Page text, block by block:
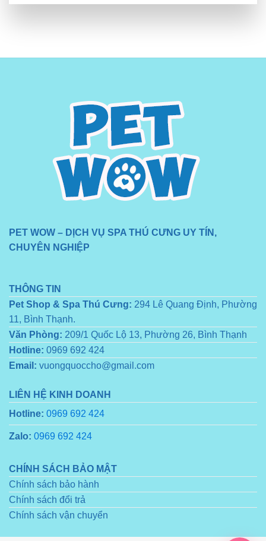
PET WOW – DỊCH VỤ SPA THÚ CƯNG UY TÍN,
CHUYÊN NGHIỆP
THÔNG TIN
Pet Shop & Spa Thú Cưng: 294 Lê Quang Định, Phường
11, Bình Thạnh.
Văn Phòng: 209/1 Quốc Lộ 13, Phường 26, Bình Thạnh
Hotline: 0969 692 424
Email: vuongquoccho@gmail.com
LIÊN HỆ KINH DOANH
Hotline: 0969 692 424
Zalo: 0969 692 424
CHÍNH SÁCH BẢO MẬT
Chính sách bảo hành
Chính sách đổi trả
Chính sách vận chuyển